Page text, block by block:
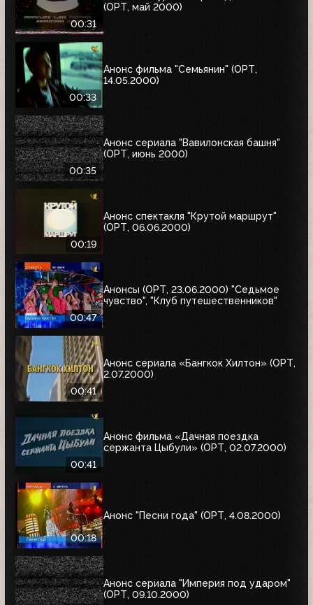
00:31
(ОРТ, май 2000)
00:33
Анонс фильма "Семьянин" (ОРТ,
14.05.2000)
00:35
Анонс сериала "Вавилонская башня"
(ОРТ, июнь 2000)
00:19
Анонс спектакля "Крутой маршрут"
(ОРТ, 06.06.2000)
00:47
Анонсы (ОРТ, 23.06.2000) "Седьмое
чувство", "Клуб путешественников"
00:41
Анонс сериала «Бангкок Хилтон» (ОРТ,
2.07.2000)
00:41
Анонс фильма «Дачная поездка
сержанта Цыбули» (ОРТ, 02.07.2000)
00:18
Анонс "Песни года" (ОРТ, 4.08.2000)
Анонс сериала "Империя под ударом"
(ОРТ, 09.10.2000)